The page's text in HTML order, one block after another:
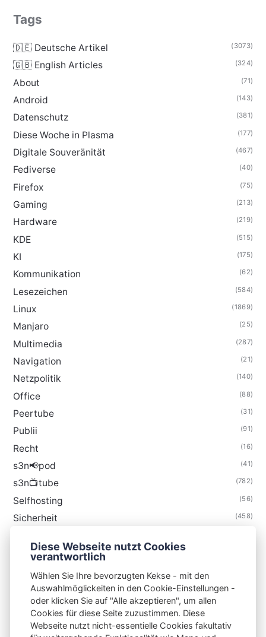
Tags
🇩🇪 Deutsche Artikel (3073)
🇬🇧 English Articles (324)
About (71)
Android (143)
Datenschutz (381)
Diese Woche in Plasma (177)
Digitale Souveränität (467)
Fediverse (40)
Firefox (75)
Gaming (213)
Hardware (219)
KDE (515)
KI (175)
Kommunikation (62)
Lesezeichen (584)
Linux (1869)
Manjaro (25)
Multimedia (287)
Navigation (21)
Netzpolitik (140)
Office (88)
Peertube (31)
Publii (91)
Recht (16)
s3n📢pod (41)
s3n📺tube (782)
Selfhosting (56)
Sicherheit (458)
Thunderbird
S3N🧩NET
Diese Webseite nutzt Cookies
verantwortlich
Wählen Sie Ihre bevorzugten Kekse - mit den
Auswahlmöglickeiten in den Cookie-Einstellungen -
oder klicken Sie auf "Alle akzeptieren", um allen
Cookies für diese Seite zuzustimmen. Diese
Webseite nutzt nicht-essentielle Cookies fakultativ